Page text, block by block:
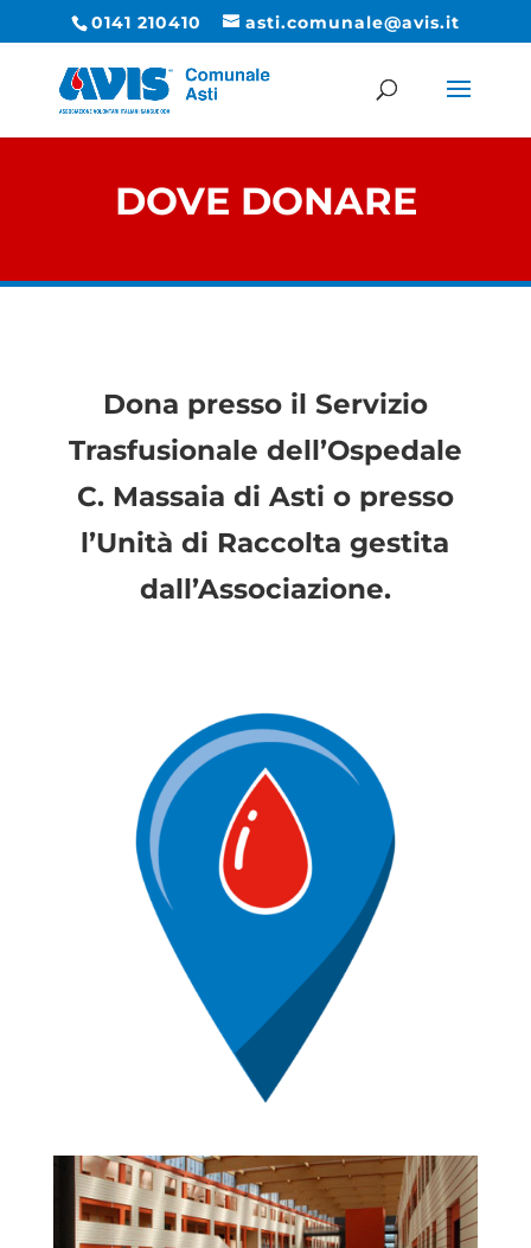
0141 210410 asti.comunale@avis.it
DOVE DONARE
Dona presso il Servizio
Trasfusionale dell’Ospedale
C. Massaia di Asti o presso
l’Unità di Raccolta gestita
dall’Associazione.